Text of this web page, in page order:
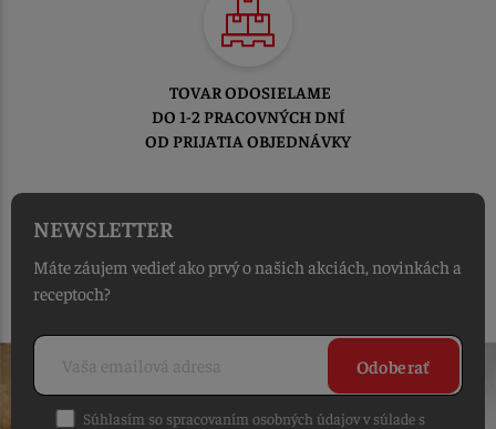
TOVAR ODOSIELAME
DO 1-2 PRACOVNÝCH DNÍ
OD PRIJATIA OBJEDNÁVKY
NEWSLETTER
Máte záujem vedieť ako prvý o našich akciách, novinkách a
receptoch?
Odoberať
Súhlasím so spracovaním osobných údajov v súlade s